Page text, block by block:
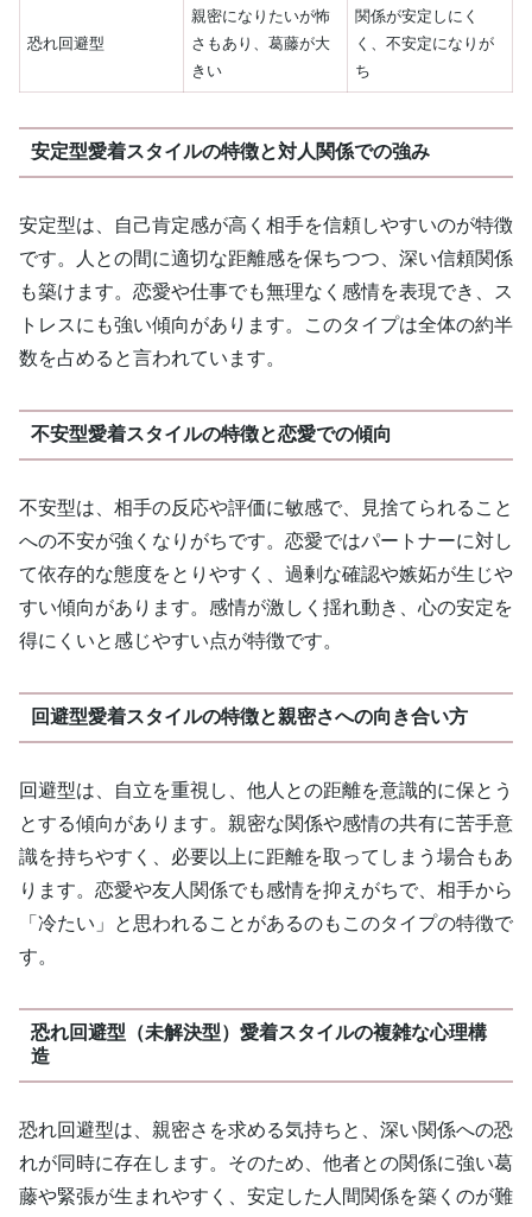
恐れ回避型
親密になりたいが怖
さもあり、葛藤が大
きい
関係が安定しにく
く、不安定になりが
ち
安定型愛着スタイルの特徴と対人関係での強み
安定型は、自己肯定感が高く相手を信頼しやすいのが特徴
です。人との間に適切な距離感を保ちつつ、深い信頼関係
も築けます。恋愛や仕事でも無理なく感情を表現でき、ス
トレスにも強い傾向があります。このタイプは全体の約半
数を占めると言われています。
不安型愛着スタイルの特徴と恋愛での傾向
不安型は、相手の反応や評価に敏感で、見捨てられること
への不安が強くなりがちです。恋愛ではパートナーに対し
て依存的な態度をとりやすく、過剰な確認や嫉妬が生じや
すい傾向があります。感情が激しく揺れ動き、心の安定を
得にくいと感じやすい点が特徴です。
回避型愛着スタイルの特徴と親密さへの向き合い方
回避型は、自立を重視し、他人との距離を意識的に保とう
とする傾向があります。親密な関係や感情の共有に苦手意
識を持ちやすく、必要以上に距離を取ってしまう場合もあ
ります。恋愛や友人関係でも感情を抑えがちで、相手から
「冷たい」と思われることがあるのもこのタイプの特徴で
す。
恐れ回避型（未解決型）愛着スタイルの複雑な心理構
造
恐れ回避型は、親密さを求める気持ちと、深い関係への恐
れが同時に存在します。そのため、他者との関係に強い葛
藤や緊張が生まれやすく、安定した人間関係を築くのが難